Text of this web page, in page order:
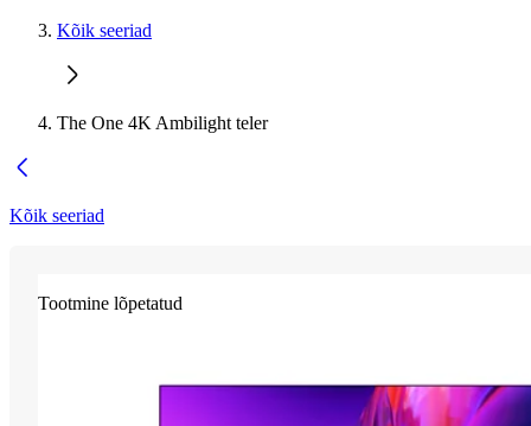
Kõik seeriad
The One 4K Ambilight teler
Kõik seeriad
Tootmine lõpetatud